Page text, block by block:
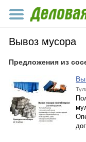
Вывоз мусора
Предложения из